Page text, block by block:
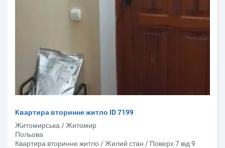
Квартира вторинне житло ID 7199
Житомирська / Житомир
Польова
Квартира вторинне житло / Жилий стан / Поверх 7 від 9